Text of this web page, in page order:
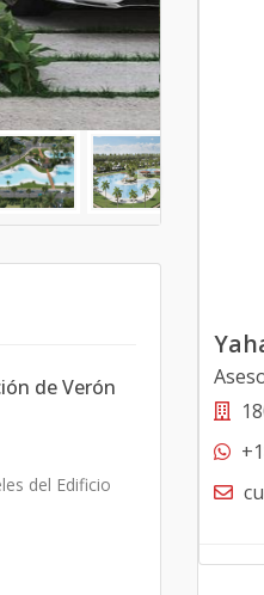
de Verón
del Edificio